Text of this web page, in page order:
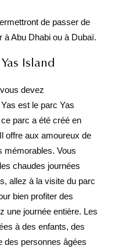
de passer de
Abu Dhabi ou à Dubaï.
Island
devez
est le parc Yas
parc a été créé en
offre aux amoureux de
mémorables. Vous
chaudes journées
allez à la visite du parc
bien profiter des
une journée entière. Les
à des enfants, des
des personnes âgées